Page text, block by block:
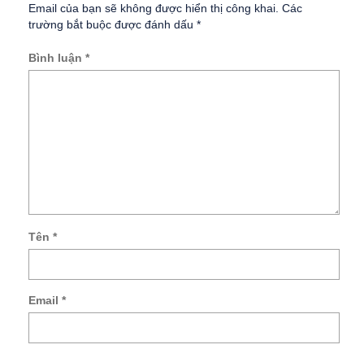
Email của bạn sẽ không được hiển thị công khai. Các
trường bắt buộc được đánh dấu *
Bình luận *
Tên *
Email *